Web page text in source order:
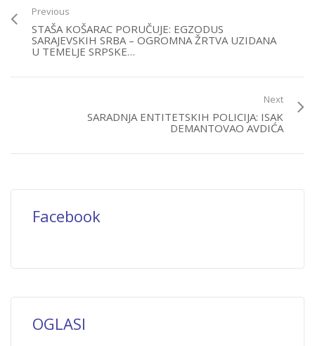
Previous
STAŠA KOŠARAC PORUČUJE: EGZODUS
SARAJEVSKIH SRBA – OGROMNA ŽRTVA UZIDANA
U TEMELJE SRPSKE…
Next
SARADNJA ENTITETSKIH POLICIJA: ISAK
DEMANTOVAO AVDIĆA
Facebook
OGLASI